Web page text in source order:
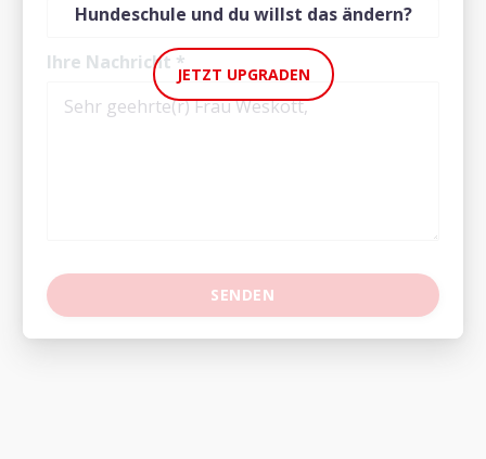
Hundeschule und du willst das ändern?
JETZT UPGRADEN
Ihre Nachricht *